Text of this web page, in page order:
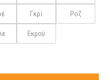
Γκρί Ροζ
Εκρού